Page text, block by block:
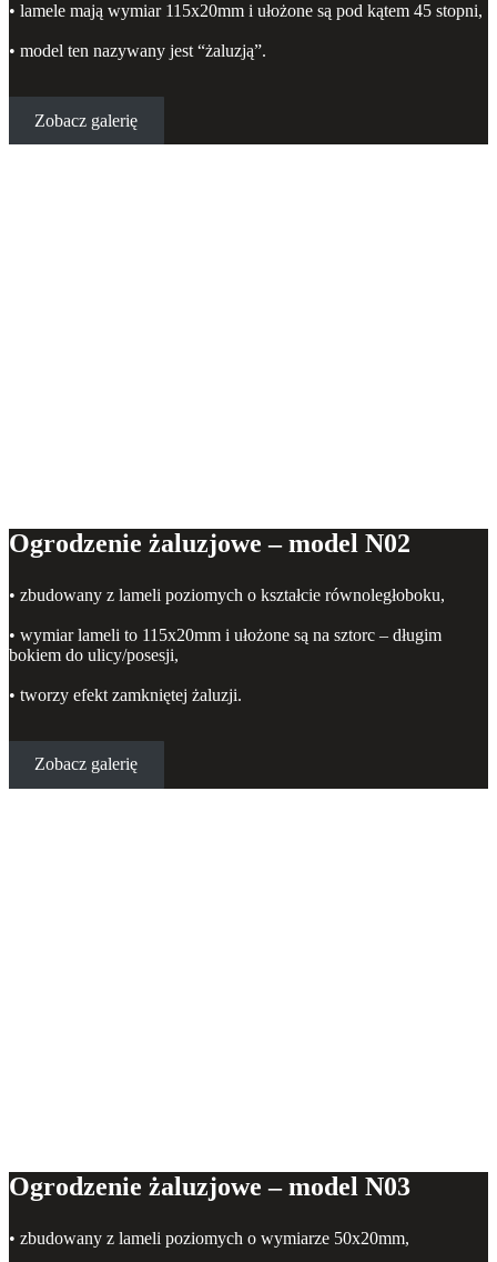
• lamele mają wymiar 115x20mm i ułożone są pod kątem 45 stopni,
• model ten nazywany jest “żaluzją”.
Zobacz galerię
Ogrodzenie żaluzjowe – model N02
• zbudowany z lameli poziomych o kształcie równoległoboku,
• wymiar lameli to 115x20mm i ułożone są na sztorc – długim
bokiem do ulicy/posesji,
• tworzy efekt zamkniętej żaluzji.
Zobacz galerię
Ogrodzenie żaluzjowe – model N03
• zbudowany z lameli poziomych o wymiarze 50x20mm,